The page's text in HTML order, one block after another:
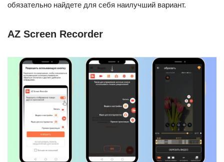
обязательно найдете для себя наилучший вариант.
AZ Screen Recorder